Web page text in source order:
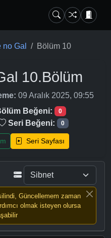
no Gal Bölüm 10
10.Bölüm
09 Aralık 2025, 09:55
Beğeni: 0
Seri Beğeni: 0
Seri Sayfası
Güncellemem zaman
olmak isteyen olursa